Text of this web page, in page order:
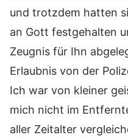
und trotzdem hatten
an Gott festgehalten
Zeugnis für Ihn
Erlaubnis von der
Ich war von kleiner
mich nicht im
aller Zeitalter